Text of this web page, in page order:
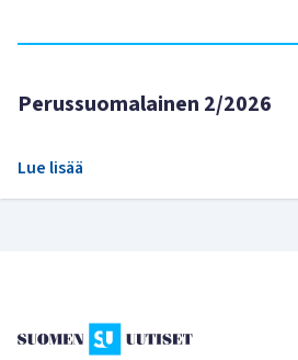
Perussuomalainen 2/2026
Lue lisää